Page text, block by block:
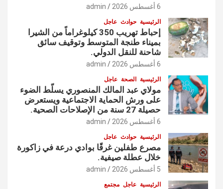
6 أغسطس 2026 admin
الرئيسية حوادث عاجل
إحباط تهريب 350 كيلوغراماً من الشيرا
بميناء طنجة المتوسط وتوقيف سائق
شاحنة للنقل الدولي.
6 أغسطس 2026 admin
الرئيسية الصحة عاجل
مولاي عبد المالك المنصوري يسلّط الضوء
على ورش الحماية الاجتماعية ويستعرض
حصيلة 27 سنة من الإصلاحات الصحية.
6 أغسطس 2026 admin
الرئيسية حوادث عاجل
مصرع طفلين غرقًا بوادي درعة في زاكورة
خلال عطلة صيفية.
5 أغسطس 2026 admin
الرئيسية عاجل مجتمع